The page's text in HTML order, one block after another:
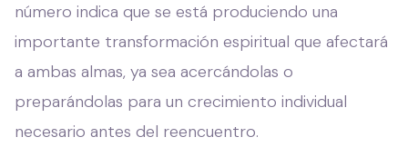
número indica que se está produciendo una
importante transformación espiritual que afectará
a ambas almas, ya sea acercándolas o
preparándolas para un crecimiento individual
necesario antes del reencuentro.